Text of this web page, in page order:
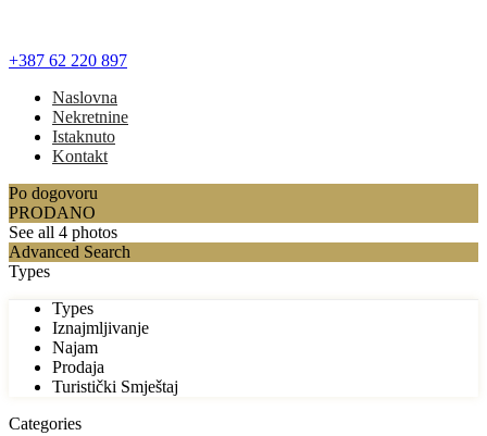
+387 62 220 897
Naslovna
Nekretnine
Istaknuto
Kontakt
Po dogovoru
PRODANO
See all 4 photos
Advanced Search
Types
Types
Iznajmljivanje
Najam
Prodaja
Turistički Smještaj
Categories